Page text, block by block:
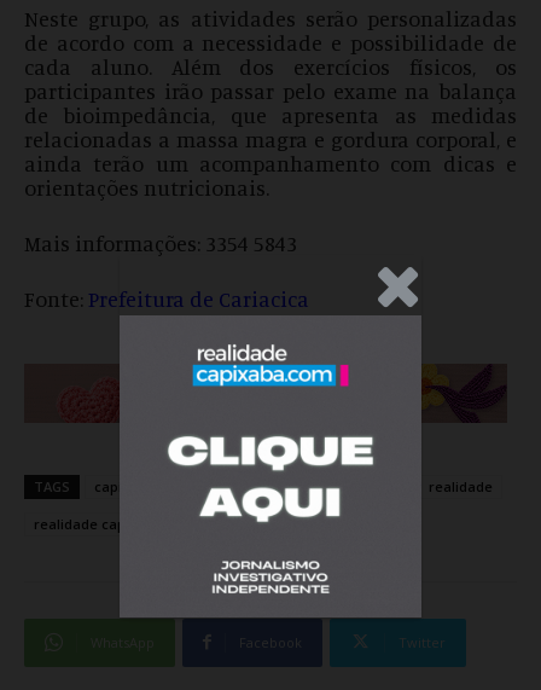
.Anúncio
Neste grupo, as atividades serão personalizadas
de acordo com a necessidade e possibilidade de
cada aluno. Além dos exercícios físicos, os
participantes irão passar pelo exame na balança
de bioimpedância, que apresenta as medidas
relacionadas a massa magra e gordura corporal, e
ainda terão um acompanhamento com dicas e
orientações nutricionais.
Mais informações: 3354 5843
Fonte: Prefeitura de Cariacica
TAGS capixaba Cariacica Esporte HÁ VAGAS realidade
realidade capixaba realidadecapixaba
Facebook Twitter